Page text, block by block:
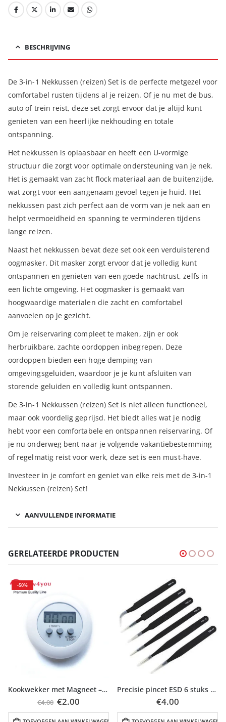
BESCHRIJVING
De 3-in-1 Nekkussen (reizen) Set is de perfecte metgezel voor
comfortabel rusten tijdens al je reizen. Of je nu met de bus,
auto of trein reist, deze set zorgt ervoor dat je altijd kunt
genieten van een heerlijke nekhouding en totale
ontspanning.
Het nekkussen is oplaasbaar en heeft een U-vormige
structuur die zorgt voor optimale ondersteuning van je nek.
Het is gemaakt van zacht flock materiaal aan de buitenzijde,
wat zorgt voor een aangenaam gevoel tegen je huid. Het
nekkussen past zich perfect aan de vorm van je nek aan en
helpt vermoeidheid en spanning te verminderen tijdens
lange reizen.
Naast het nekkussen bevat deze set ook een verduisterend
oogmasker. Dit masker zorgt ervoor dat je volledig kunt
ontspannen en genieten van een goede nachtrust, zelfs in
een lichte omgeving. Het oogmasker is gemaakt van
hoogwaardige materialen die zacht en comfortabel
aanvoelen op je gezicht.
Om je reiservaring compleet te maken, zijn er ook
herbruikbare, zachte oordoppen inbegrepen. Deze
oordoppen bieden een hoge demping van
omgevingsgeluiden, waardoor je je kunt afsluiten van
storende geluiden en volledig kunt ontspannen.
De 3-in-1 Nekkussen (reizen) Set is niet alleen functioneel,
maar ook voordelig geprijsd. Het biedt alles wat je nodig
hebt voor een comfortabele en ontspannen reiservaring. Of
je nu onderweg bent naar je volgende vakantiebestemming
of regelmatig reist voor werk, deze set is een must-have.
Investeer in je comfort en geniet van elke reis met de 3-in-1
Nekkussen (reizen) Set!
AANVULLENDE INFORMATIE
GERELATEERDE PRODUCTEN
-50%
Kookwekker met Magneet – Wit
€4.00 Oorspronkelijke
was:
€2.00Huidige
is:
Precisie pincet ESD 6 stuks set
€4.00